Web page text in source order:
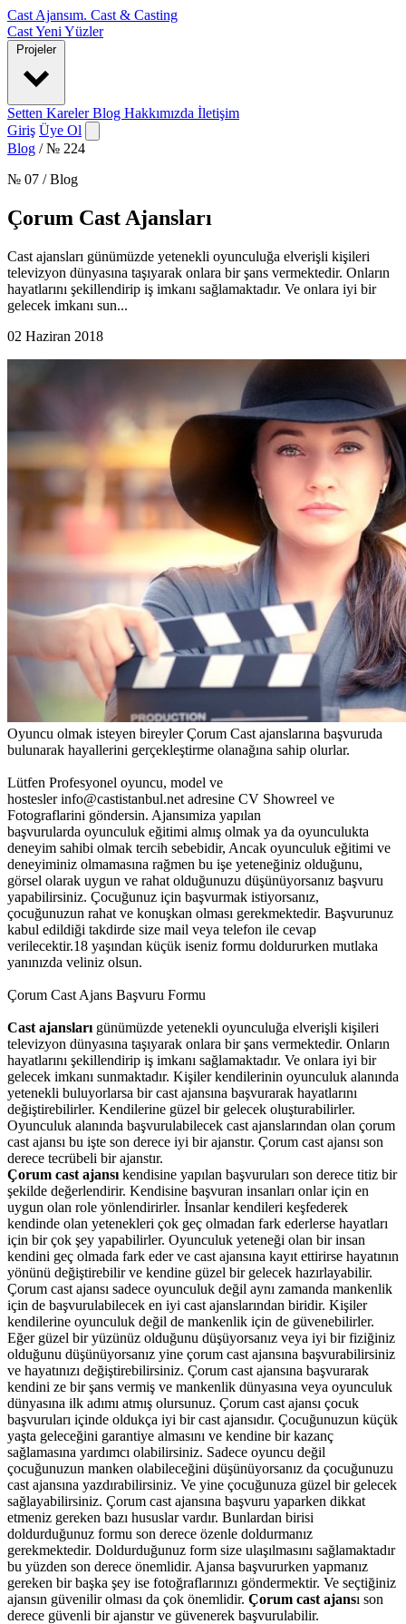
Cast Ajansım. Cast & Casting
CastYeni Yüzler
Projeler
Setten KarelerBlog Hakkımızda İletişim
Giriş Üye Ol
Blog / № 224
№ 07 / Blog
Çorum Cast Ajansları
Cast ajansları günümüzde yetenekli oyunculuğa elverişli kişileri
televizyon dünyasına taşıyarak onlara bir şans vermektedir. Onların
hayatlarını şekillendirip iş imkanı sağlamaktadır. Ve onlara iyi bir
gelecek imkanı sun...
02 Haziran 2018
Oyuncu olmak isteyen bireyler Çorum Cast ajanslarına başvuruda
bulunarak hayallerini gerçekleştirme olanağına sahip olurlar.
Lütfen Profesyonel oyuncu, model ve
hostesler info@castistanbul.net adresine CV Showreel ve
Fotograflarini göndersin. Ajansımiza yapılan
başvurularda oyunculuk eğitimi almış olmak ya da oyunculukta
deneyim sahibi olmak tercih sebebidir, Ancak oyunculuk eğitimi ve
deneyiminiz olmamasına rağmen bu işe yeteneğiniz olduğunu,
görsel olarak uygun ve rahat olduğunuzu düşünüyorsanız başvuru
yapabilirsiniz. Çocuğunuz için başvurmak istiyorsanız,
çocuğunuzun rahat ve konuşkan olması gerekmektedir. Başvurunuz
kabul edildiği takdirde size mail veya telefon ile cevap
verilecektir.18 yaşından küçük iseniz formu doldururken mutlaka
yanınızda veliniz olsun.
Çorum Cast Ajans Başvuru Formu
Cast ajansları günümüzde yetenekli oyunculuğa elverişli kişileri
televizyon dünyasına taşıyarak onlara bir şans vermektedir. Onların
hayatlarını şekillendirip iş imkanı sağlamaktadır. Ve onlara iyi bir
gelecek imkanı sunmaktadır. Kişiler kendilerinin oyunculuk alanında
yetenekli buluyorlarsa bir cast ajansına başvurarak hayatlarını
değiştirebilirler. Kendilerine güzel bir gelecek oluşturabilirler.
Oyunculuk alanında başvurulabilecek cast ajanslarından olan çorum
cast ajansı bu işte son derece iyi bir ajanstır. Çorum cast ajansı son
derece tecrübeli bir ajanstır.
Çorum cast ajansı kendisine yapılan başvuruları son derece titiz bir
şekilde değerlendirir. Kendisine başvuran insanları onlar için en
uygun olan role yönlendirirler. İnsanlar kendileri keşfederek
kendinde olan yetenekleri çok geç olmadan fark ederlerse hayatları
için bir çok şey yapabilirler. Oyunculuk yeteneği olan bir insan
kendini geç olmada fark eder ve cast ajansına kayıt ettirirse hayatının
yönünü değiştirebilir ve kendine güzel bir gelecek hazırlayabilir.
Çorum cast ajansı sadece oyunculuk değil aynı zamanda mankenlik
için de başvurulabilecek en iyi cast ajanslarından biridir. Kişiler
kendilerine oyunculuk değil de mankenlik için de güvenebilirler.
Eğer güzel bir yüzünüz olduğunu düşüyorsanız veya iyi bir fiziğiniz
olduğunu düşünüyorsanız yine çorum cast ajansına başvurabilirsiniz
ve hayatınızı değiştirebilirsiniz. Çorum cast ajansına başvurarak
kendini ze bir şans vermiş ve mankenlik dünyasına veya oyunculuk
dünyasına ilk adımı atmış olursunuz. Çorum cast ajansı çocuk
başvuruları içinde oldukça iyi bir cast ajansıdır. Çocuğunuzun küçük
yaşta geleceğini garantiye almasını ve kendine bir kazanç
sağlamasına yardımcı olabilirsiniz. Sadece oyuncu değil
çocuğunuzun manken olabileceğini düşünüyorsanız da çocuğunuzu
cast ajansına yazdırabilirsiniz. Ve yine çocuğunuza güzel bir gelecek
sağlayabilirsiniz. Çorum cast ajansına başvuru yaparken dikkat
etmeniz gereken bazı hususlar vardır. Bunlardan birisi
doldurduğunuz formu son derece özenle doldurmanız
gerekmektedir. Doldurduğunuz form size ulaşılmasını sağlamaktadır
bu yüzden son derece önemlidir. Ajansa başvururken yapmanız
gereken bir başka şey ise fotoğraflarınızı göndermektir. Ve seçtiğiniz
ajansın güvenilir olması da çok önemlidir. Çorum cast ajansı son
derece güvenli bir ajanstır ve güvenerek başvurulabilir.